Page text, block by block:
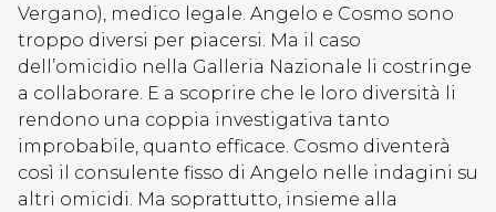
Vergano), medico legale. Angelo e Cosmo sono
troppo diversi per piacersi. Ma il caso
dell’omicidio nella Galleria Nazionale li costringe
a collaborare. E a scoprire che le loro diversità li
rendono una coppia investigativa tanto
improbabile, quanto efficace. Cosmo diventerà
così il consulente fisso di Angelo nelle indagini su
altri omicidi. Ma soprattutto, insieme alla